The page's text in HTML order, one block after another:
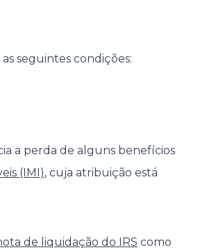
seguintes condições:
a perda de alguns benefícios
(IMI), cuja atribuição está
de liquidação do IRS como